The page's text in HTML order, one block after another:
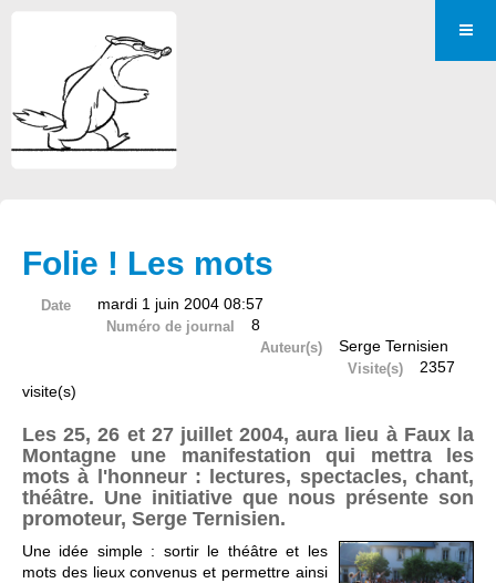
Folie ! Les mots
Date mardi 1 juin 2004 08:57
Numéro de journal 8
Auteur(s) Serge Ternisien
Visite(s)
2357
visite(s)
Les 25, 26 et 27 juillet 2004, aura lieu à Faux la
Montagne une manifestation qui mettra les
mots à l'honneur : lectures, spectacles, chant,
théâtre. Une initiative que nous présente son
promoteur, Serge Ternisien.
Une idée simple : sortir le théâtre et les
mots des lieux convenus et permettre ainsi